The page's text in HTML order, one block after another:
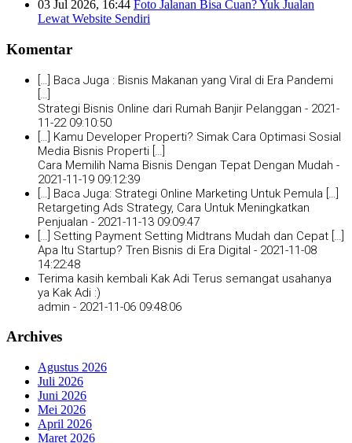
03 Jul 2026, 16:44 Foto Jalanan Bisa Cuan? Yuk Jualan
Lewat Website Sendiri
Komentar
[…] Baca Juga : Bisnis Makanan yang Viral di Era Pandemi
Strategi Bisnis Online dari Rumah Banjir Pelanggan - 2021-
11-22 09:10:50
[…] Kamu Developer Properti? Simak Cara Optimasi Sosial
Media Bisnis Properti […]
Cara Memilih Nama Bisnis Dengan Tepat Dengan Mudah -
2021-11-19 09:12:39
[…] Baca Juga: Strategi Online Marketing Untuk Pemula […]
Retargeting Ads Strategy, Cara Untuk Meningkatkan
Penjualan - 2021-11-13 09:09:47
[…] Setting Payment Setting Midtrans Mudah dan Cepat […]
Apa Itu Startup? Tren Bisnis di Era Digital - 2021-11-08
14:22:48
Terima kasih kembali Kak Adi Terus semangat usahanya
ya Kak Adi :)
admin - 2021-11-06 09:48:06
Archives
Agustus 2026
Juli 2026
Juni 2026
Mei 2026
April 2026
Maret 2026